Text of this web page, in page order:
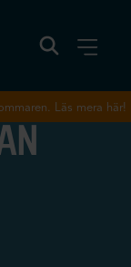
Läs mera här!